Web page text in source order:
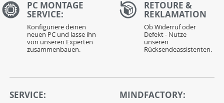
PC MONTAGE
SERVICE:
Konfiguriere deinen
neuen PC und lasse ihn
von unseren Experten
zusammenbauen.
RETOURE &
REKLAMATION
Ob Widerruf oder
Defekt - Nutze
unseren
Rücksendeassistenten.
SERVICE: MINDFACTORY: